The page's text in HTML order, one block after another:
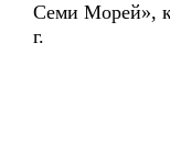
Семи Морей»,
г.